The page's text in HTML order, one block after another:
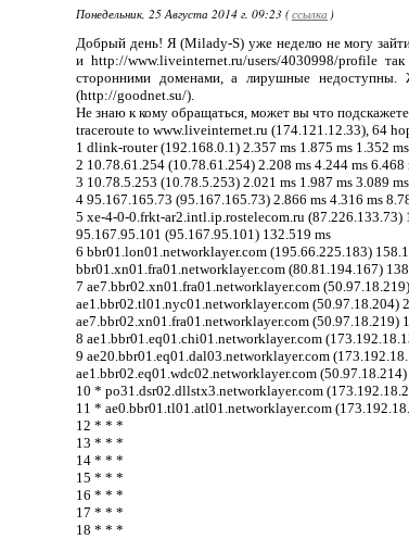
Понедельник, 25 Августа 2014 г. 09:23 (ссылка )
Добрый день! Я (Milady-S) уже неделю не могу
и http://www.liveinternet.ru/users/4030998/profile
сторонними доменами, а лирушные недоступны.
(http://goodnet.su/).
Не знаю к кому обращаться, может вы что
traceroute to www.liveinternet.ru (174.121.12.33), 64
1 dlink-router (192.168.0.1) 2.357 ms 1.875 ms 1.352 ms
2 10.78.61.254 (10.78.61.254) 2.208 ms 4.244 ms 6.468
3 10.78.5.253 (10.78.5.253) 2.021 ms 1.987 ms 3.089 ms
4 95.167.165.73 (95.167.165.73) 2.866 ms 4.316 ms
5 xe-4-0-0.frkt-ar2.intl.ip.rostelecom.ru (87.226.133.73)
95.167.95.101 (95.167.95.101) 132.519 ms
6 bbr01.lon01.networklayer.com (195.66.225.183)
bbr01.xn01.fra01.networklayer.com (80.81.194.167)
7 ae7.bbr02.xn01.fra01.networklayer.com
ae1.bbr02.tl01.nyc01.networklayer.com (50.97.18.204)
ae7.bbr02.xn01.fra01.networklayer.com (50.97.18.219)
8 ae1.bbr01.eq01.chi01.networklayer.com
9 ae20.bbr01.eq01.dal03.networklayer.com
ae1.bbr02.eq01.wdc02.networklayer.com
10 * po31.dsr02.dllstx3.networklayer.com
11 * ae0.bbr01.tl01.atl01.networklayer.com
12 * * *
13 * * *
14 * * *
15 * * *
16 * * *
17 * * *
18 * * *